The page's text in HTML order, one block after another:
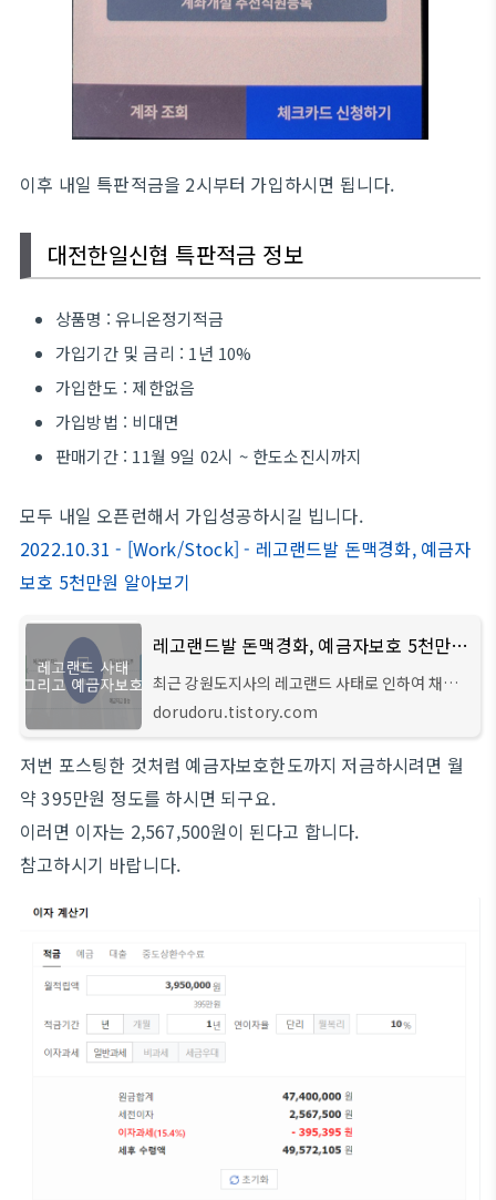
이후 내일 특판적금을 2시부터 가입하시면 됩니다.
대전한일신협 특판적금 정보
상품명 : 유니온정기적금
가입기간 및 금리 : 1년 10%
가입한도 : 제한없음
가입방법 : 비대면
판매기간 : 11월 9일 02시 ~ 한도소진시까지
모두 내일 오픈런해서 가입성공하시길 빕니다.
2022.10.31 - [Work/Stock] - 레고랜드발 돈맥경화, 예금자
보호 5천만원 알아보기
레고랜드발 돈맥경화, 예금자보호 5천만원 알아보기
최근 강원도지사의 레고랜드 사태로 인하여 채권
시장이 요동치고 있는데요. 그래서 제2금융권인
저축은행에서 고금리 상품이 지속적으로 나오고
dorudoru.tistory.com
저번 포스팅한 것처럼 예금자보호한도까지 저금하시려면 월
약 395만원 정도를 하시면 되구요.
이러면 이자는 2,567,500원이 된다고 합니다.
참고하시기 바랍니다.